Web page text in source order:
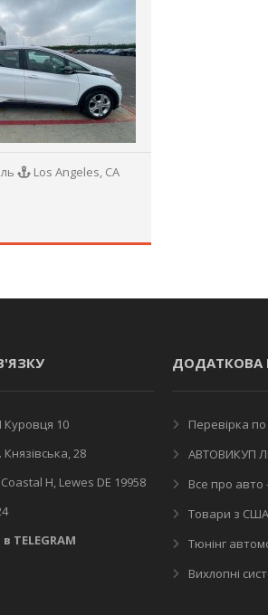
Los Angeles, CA
Куровця 10
28
H, Lewes DE 19958
TELEGRAM
ДОДАТКОВА
Перевірка по
АВТОВИКУП
Все про авто
Товари з США
Тюнінг
Вихлопні